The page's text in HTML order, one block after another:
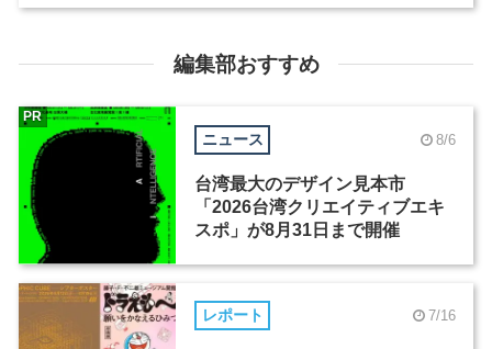
編集部おすすめ
ニュース 8/6
台湾最大のデザイン見本市
「2026台湾クリエイティブエキ
スポ」が8月31日まで開催
PR
レポート 7/16